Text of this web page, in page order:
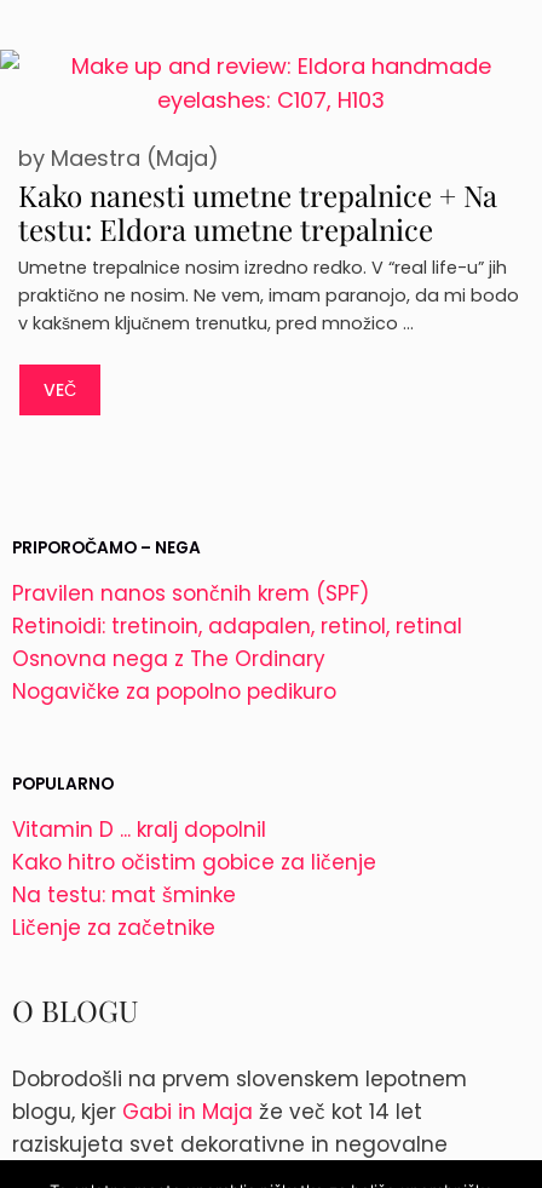
Kako nanesti umetne trepalnice + Na
testu: Eldora umetne trepalnice
by Maestra (Maja)
Umetne trepalnice nosim izredno redko. V “real life-u” jih
praktično ne nosim. Ne vem, imam paranojo, da mi bodo
v kakšnem ključnem trenutku, pred množico …
VEČ
PRIPOROČAMO – NEGA
Pravilen nanos sončnih krem (SPF)
Retinoidi: tretinoin, adapalen, retinol, retinal
Osnovna nega z The Ordinary
Nogavičke za popolno pedikuro
POPULARNO
Vitamin D ... kralj dopolnil
Kako hitro očistim gobice za ličenje
Na testu: mat šminke
Ličenje za začetnike
O BLOGU
Dobrodošli na prvem slovenskem lepotnem
blogu, kjer Gabi in Maja že več kot 14 let
raziskujeta svet dekorativne in negovalne
kozmetike. Kontakt: blog@parokeets.com